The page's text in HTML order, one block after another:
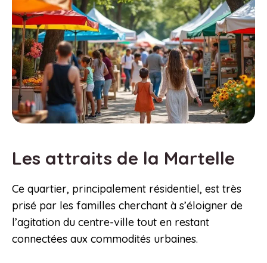
Les attraits de la Martelle
Ce quartier, principalement résidentiel, est très
prisé par les familles cherchant à s’éloigner de
l’agitation du centre-ville tout en restant
connectées aux commodités urbaines.